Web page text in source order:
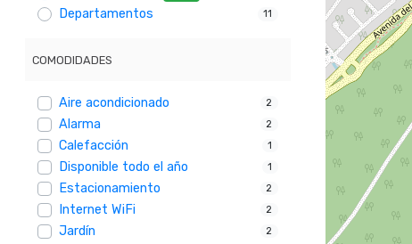
Departamentos 11
COMODIDADES
Aire acondicionado 2
Alarma 2
Calefacción 1
Disponible todo el año 1
Estacionamiento 2
Internet WiFi 2
Jardín 2